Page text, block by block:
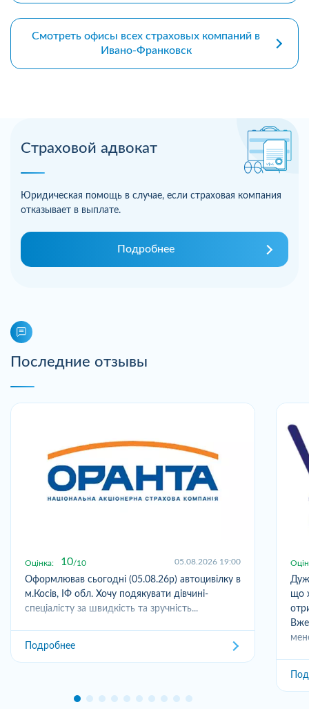
Страховой адвокат
Юридическая помощь в случае, если страховая компания
отказывает в выплате.
Подробнее
Последние отзывы
Оцінка: 10 10 05.08.2026 19:00
Оформлював сьогодні (05.08.26р) автоцивілку в
м.Косів, ІФ обл. Хочу подякувати дівчині-
спеціалісту за швидкість та зручність...
Подробнее
що
Смотреть офисы всех страховых компаний в
Ивано-Франковск